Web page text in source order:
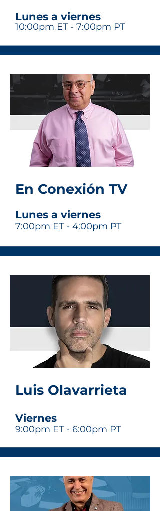
Lunes a viernes
10:00pm ET - 7:00pm PT
En Conexión TV
Lunes a viernes
7:00pm ET - 4:00pm PT
Luis Olavarrieta
Viernes
9:00pm ET - 6:00pm PT